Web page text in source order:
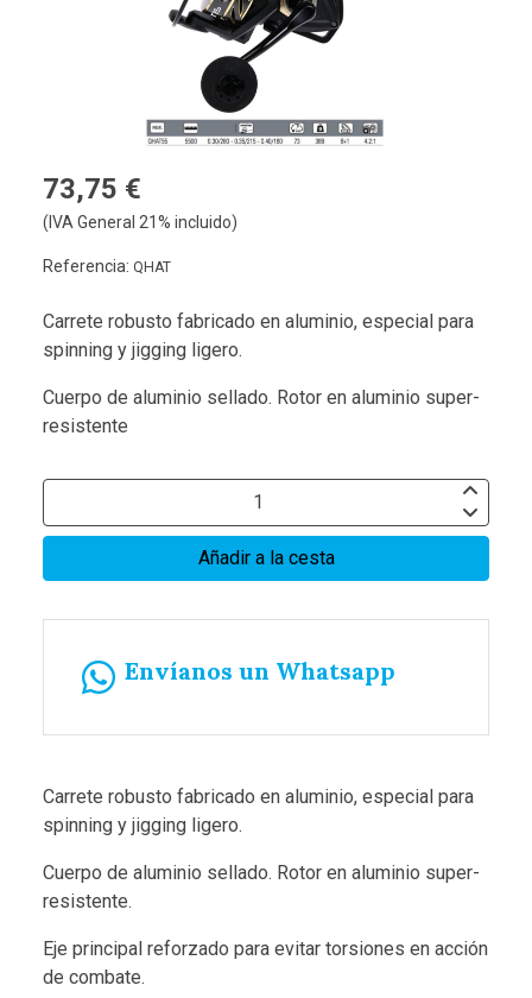
73,75 €
(IVA General 21% incluido)
Referencia: QHAT
Carrete robusto fabricado en aluminio, especial para
spinning y jigging ligero.
Cuerpo de aluminio sellado. Rotor en aluminio super-
resistente
Añadir a la cesta
Envíanos un Whatsapp
Carrete robusto fabricado en aluminio, especial para
spinning y jigging ligero.
Cuerpo de aluminio sellado. Rotor en aluminio super-
resistente.
Eje principal reforzado para evitar torsiones en acción
de combate.